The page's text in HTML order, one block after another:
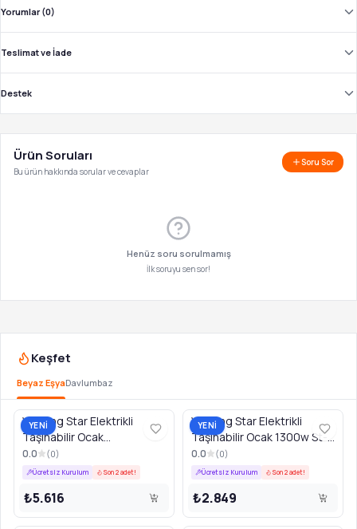
Yorumlar (0)
Teslimat ve İade
Destek
Ürün Soruları
Bu ürün hakkında sorular ve cevaplar
Soru Sor
Henüz soru sorulmamış
İlk soruyu sen sor!
Keşfet
Beyaz EşyaDavlumbaz
YENİ
Winning Star Elektrikli
Taşınabilir Ocak
1300w+1300w St-9756
0.0 (0)
Ücretsiz Kurulum Son 2 adet!
₺5.616
YENİ
Winning Star Elektrikli
Taşınabilir Ocak 1300w St-
9755
0.0 (0)
Ücretsiz Kurulum Son 2 adet!
₺2.849